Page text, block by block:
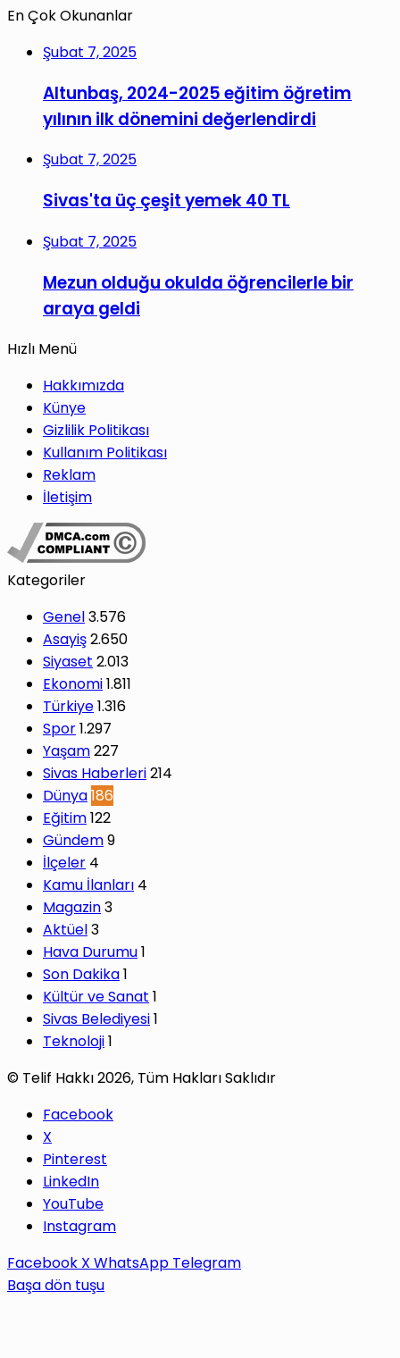
En Çok Okunanlar
Şubat 7, 2025
Altunbaş, 2024-2025 eğitim öğretim
yılının ilk dönemini değerlendirdi
Şubat 7, 2025
Sivas'ta üç çeşit yemek 40 TL
Şubat 7, 2025
Mezun olduğu okulda öğrencilerle bir
araya geldi
Hızlı Menü
Hakkımızda
Künye
Gizlilik Politikası
Kullanım Politikası
Reklam
İletişim
Kategoriler
Genel3.576
Asayiş2.650
Siyaset 2.013
Ekonomi1.811
Türkiye1.316
Spor1.297
Yaşam227
Sivas Haberleri214
Dünya186
Eğitim122
Gündem9
İlçeler 4
Kamu İlanları 4
Magazin3
Aktüel3
Hava Durumu1
Son Dakika1
Kültür ve Sanat 1
Sivas Belediyesi1
Teknoloji1
© Telif Hakkı 2026, Tüm Hakları Saklıdır
Facebook
X
Pinterest
LinkedIn
YouTube
Instagram
Facebook X WhatsApp Telegram
Başa dön tuşu